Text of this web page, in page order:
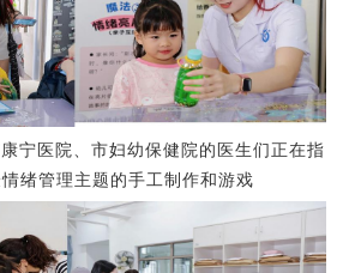
宁医院、市妇幼保健院的医生们正在指
绪管理主题的手工制作和游戏